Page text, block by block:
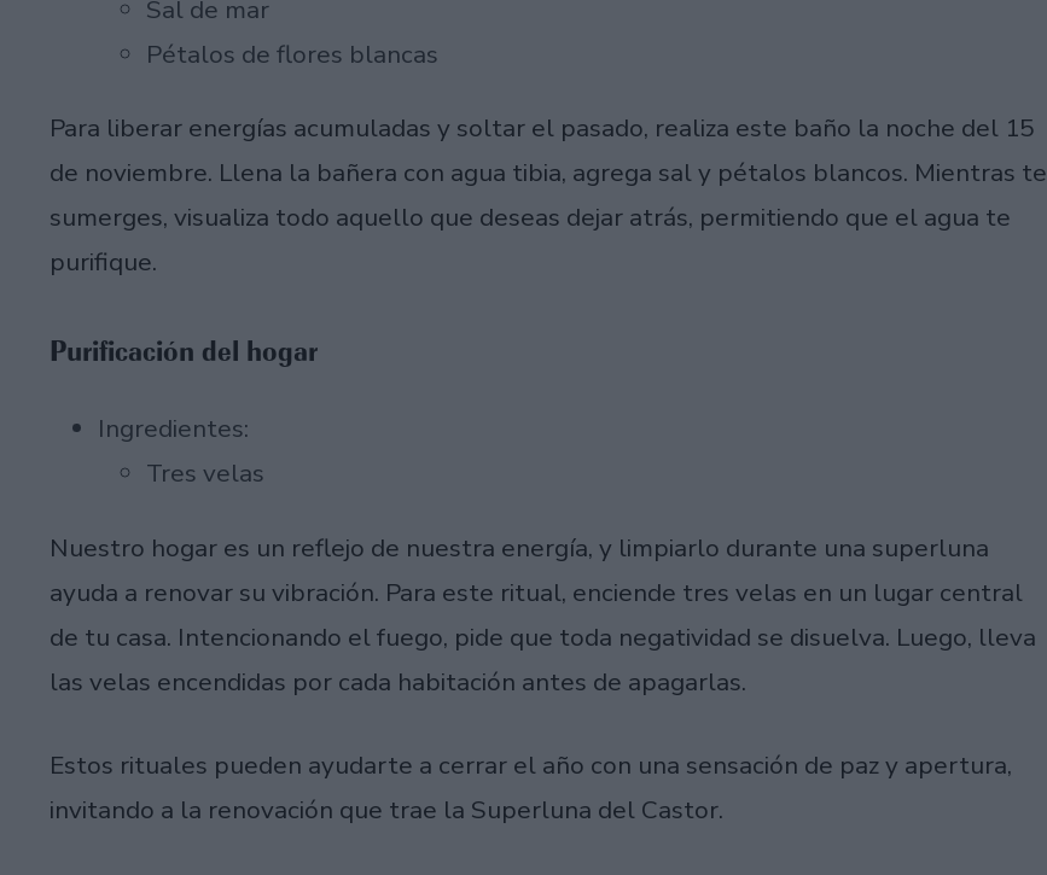
Sal de mar
Pétalos de flores blancas
Para liberar energías acumuladas y soltar el pasado, realiza este baño la noche del 15
de noviembre. Llena la bañera con agua tibia, agrega sal y pétalos blancos. Mientras te
sumerges, visualiza todo aquello que deseas dejar atrás, permitiendo que el agua te
purifique.
Purificación del hogar
Ingredientes:
Tres velas
Nuestro hogar es un reflejo de nuestra energía, y limpiarlo durante una superluna
ayuda a renovar su vibración. Para este ritual, enciende tres velas en un lugar central
de tu casa. Intencionando el fuego, pide que toda negatividad se disuelva. Luego, lleva
las velas encendidas por cada habitación antes de apagarlas.
Estos rituales pueden ayudarte a cerrar el año con una sensación de paz y apertura,
invitando a la renovación que trae la Superluna del Castor.